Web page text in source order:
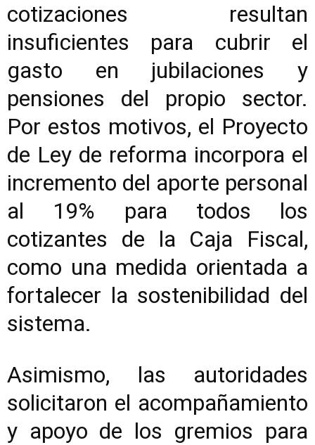
cotizaciones resultan
insuficientes para cubrir el
gasto en jubilaciones y
pensiones del propio sector.
Por estos motivos, el Proyecto
de Ley de reforma incorpora el
incremento del aporte personal
al 19% para todos los
cotizantes de la Caja Fiscal,
como una medida orientada a
fortalecer la sostenibilidad del
sistema.
Asimismo, las autoridades
solicitaron el acompañamiento
y apoyo de los gremios para